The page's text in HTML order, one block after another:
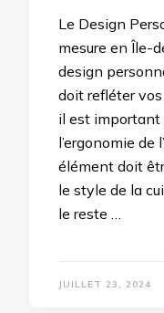
Le Design
mesure en Île-
design
doit refléter
il est important
l’ergonomie de
élément doit
le style de la
le reste …
JUILLET 23, 2024